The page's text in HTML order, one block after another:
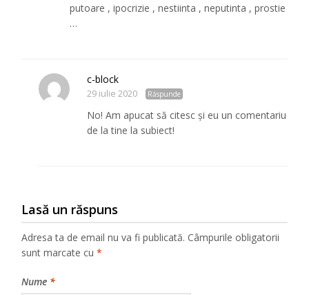
putoare , ipocrizie , nestiinta , neputinta , prostie
…
c-block
29 iulie 2020 Răspunde
No! Am apucat să citesc și eu un comentariu
de la tine la subiect!
Lasă un răspuns
Adresa ta de email nu va fi publicată. Câmpurile obligatorii
sunt marcate cu*
Nume *